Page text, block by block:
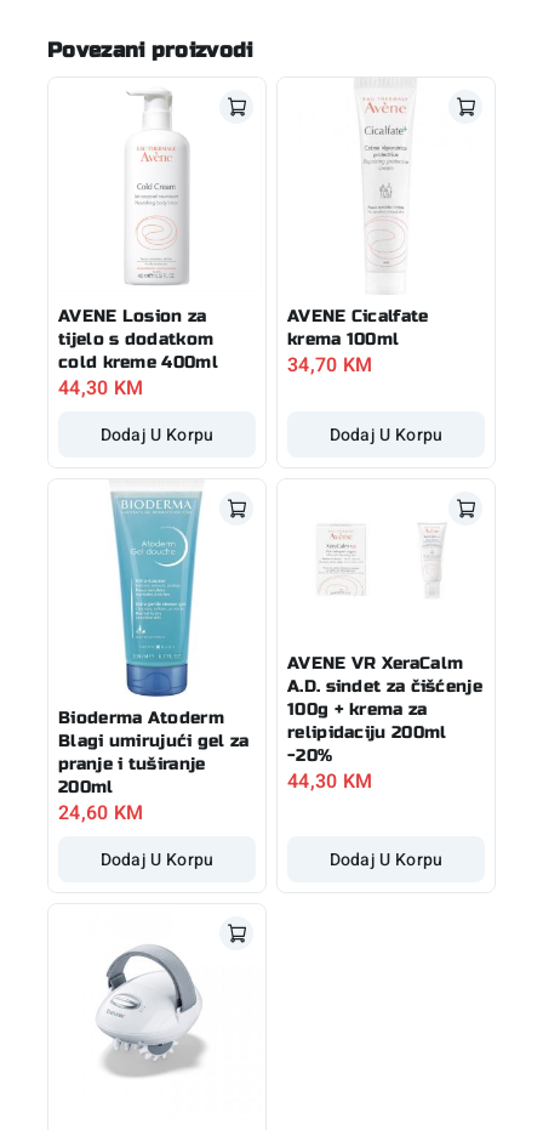
Povezani proizvodi
AVENE Losion za
tijelo s dodatkom
cold kreme 400ml
44,30 KM
Dodaj U Korpu
AVENE Cicalfate
krema 100ml
34,70 KM
Dodaj U Korpu
Bioderma Atoderm
Blagi umirujući gel za
pranje i tuširanje
200ml
24,60 KM
Dodaj U Korpu
AVENE VR XeraCalm
A.D. sindet za čišćenje
100g + krema za
relipidaciju 200ml
-20%
44,30 KM
Dodaj U Korpu